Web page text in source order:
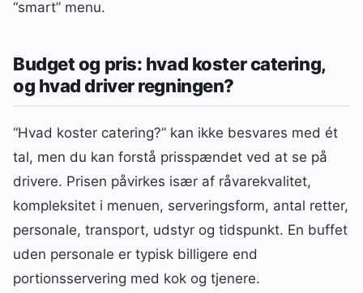
“smart” menu.
Budget og pris: hvad koster catering,
og hvad driver regningen?
“Hvad koster catering?” kan ikke besvares med ét
tal, men du kan forstå prisspændet ved at se på
drivere. Prisen påvirkes især af råvarekvalitet,
kompleksitet i menuen, serveringsform, antal retter,
personale, transport, udstyr og tidspunkt. En buffet
uden personale er typisk billigere end
portionsservering med kok og tjenere.